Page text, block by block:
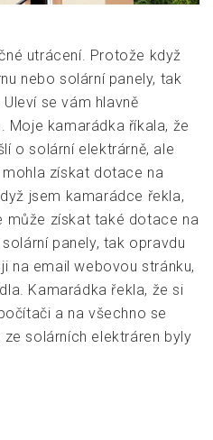
utrácení. Protože když
nebo solární panely, tak
se vám hlavně
Moje kamarádka říkala, že
o solární elektrárně, ale
získat dotace na
jsem kamarádce řekla,
může získat také dotace na
panely, tak opravdu
na email webovou stránku,
Kamarádka řekla, že si
a na všechno se
solárních elektráren byly